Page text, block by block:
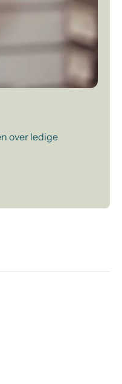
over ledige